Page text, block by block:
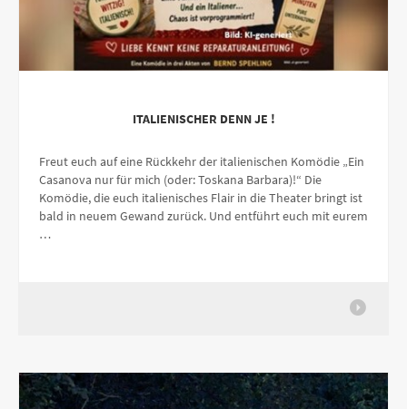
ITALIENISCHER DENN JE !
Freut euch auf eine Rückkehr der italienischen Komödie „Ein
Casanova nur für mich (oder: Toskana Barbara)!“ Die
Komödie, die euch italienisches Flair in die Theater bringt ist
bald in neuem Gewand zurück. Und entführt euch mit eurem
…